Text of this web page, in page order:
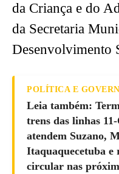
da Criança e do
da Secretaria
Desenvolvimento
POLÍTICA E
Leia também:
trens das linhas
atendem Suzano,
Itaquaquecetuba e
circular nas